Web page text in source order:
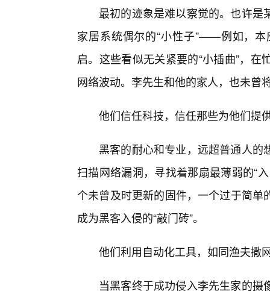
最初的迹象是难以察觉的。也许是
家居系统偶尔的“小性子”——例如，
启。这些看似无关紧要的“小插曲”，
网络波动。李先生和他的家人，也未曾
他们信任科技，信任那些为他们提
黑客的耐心和专业，远超普通人
扫描网络漏洞，寻找着那扇最薄弱的“
个未曾及时更新的固件，一个过于简
成为黑客入侵的“敲门砖”。
他们利用自动化工具，如同渔夫撒
当黑客终于成功侵入李先生家的